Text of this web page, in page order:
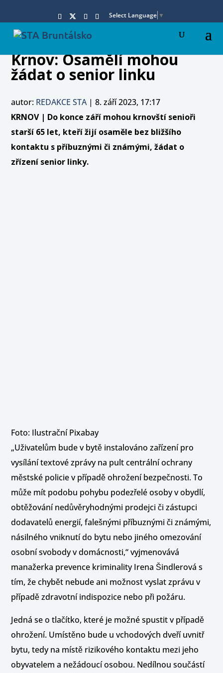
Select Language ▼
Krnov: Osamělí mohou
žádat o senior linku
autor: REDAKCE STA|8. září 2023, 17:17
KRNOV | Do konce září mohou krnovští senioři
starší 65 let, kteří žijí osaměle bez bližšího
kontaktu s příbuznými či známými, žádat o
zřízení senior linky.
Foto: Ilustrační Pixabay
„Uživatelům bude v bytě instalováno zařízení pro
vysílání textové zprávy na pult centrální ochrany
městské policie v případě ohrožení bezpečnosti. To
může mít podobu pohybu podezřelé osoby v obydlí,
obtěžování nedůvěryhodnými prodejci či zástupci
dodavatelů energií, falešnými příbuznými či známými,
násilného vniknutí do bytu nebo jiného omezování
osobní svobody v domácnosti,“ vyjmenovává
manažerka prevence kriminality Irena Šindlerová s
tím, že chybět nebude ani možnost vyslat zprávu v
případě zdravotní indispozice nebo při požáru.
Jedná se o tlačítko, které je možné spustit v případě
ohrožení. Umístěno bude u vchodových dveří uvnitř
bytu, tedy na místě rizikového kontaktu mezi jeho
obyvatelem a nežádoucí osobou. Nedílnou součástí